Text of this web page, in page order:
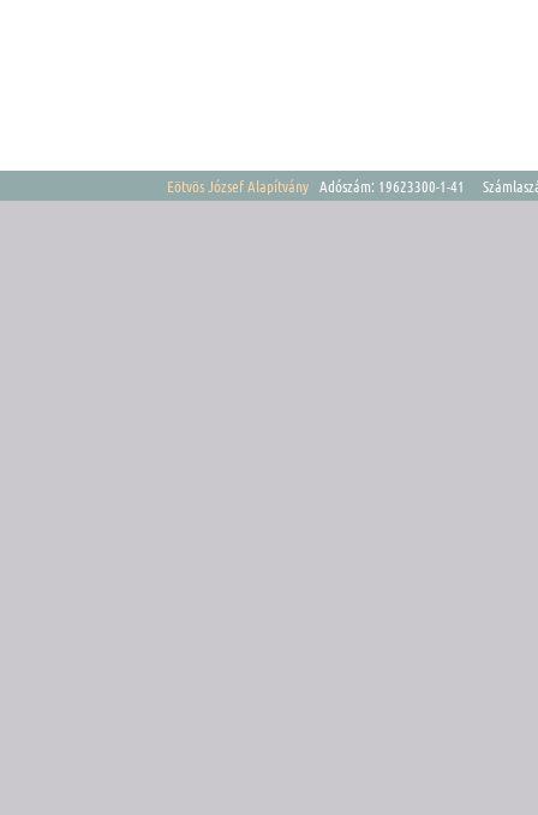
Eötvös József Alapítvány Adószám: 19623300-1-41